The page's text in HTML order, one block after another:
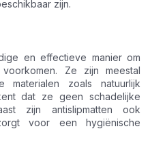
zijn.
en effectieve manier om
Ze zijn meestal
materialen zoals natuurlijk
dat ze geen schadelijke
zijn antislipmatten ook
voor een hygiënische